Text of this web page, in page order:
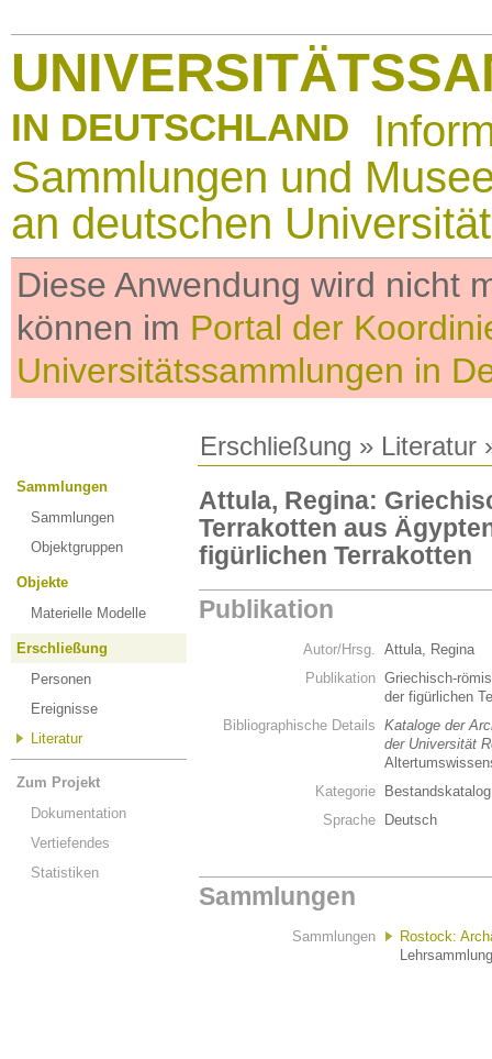
IN DEUTSCHLAND
Sammlungen und
an deutschen
Diese Anwendung wird nicht
können im Portal der
Universitätssammlungen in
Erschließung » Literatur
Sammlungen
Sammlungen
Objektgruppen
Objekte
Materielle Modelle
Erschließung
Personen
Ereignisse
Literatur
Zum Projekt
Dokumentation
Vertiefendes
Statistiken
Attula, Regina:
Terrakotten aus
figürlichen Terrakotten
Publikation
Autor/Hrsg. Attula, Regina
Publikation Griechisch-
der figürlichen
Bibliographische Details Kataloge der
der Universität
Kategorie
Bestandskatalog
Sprache
Deutsch
Sammlungen
Sammlungen
Rostock: